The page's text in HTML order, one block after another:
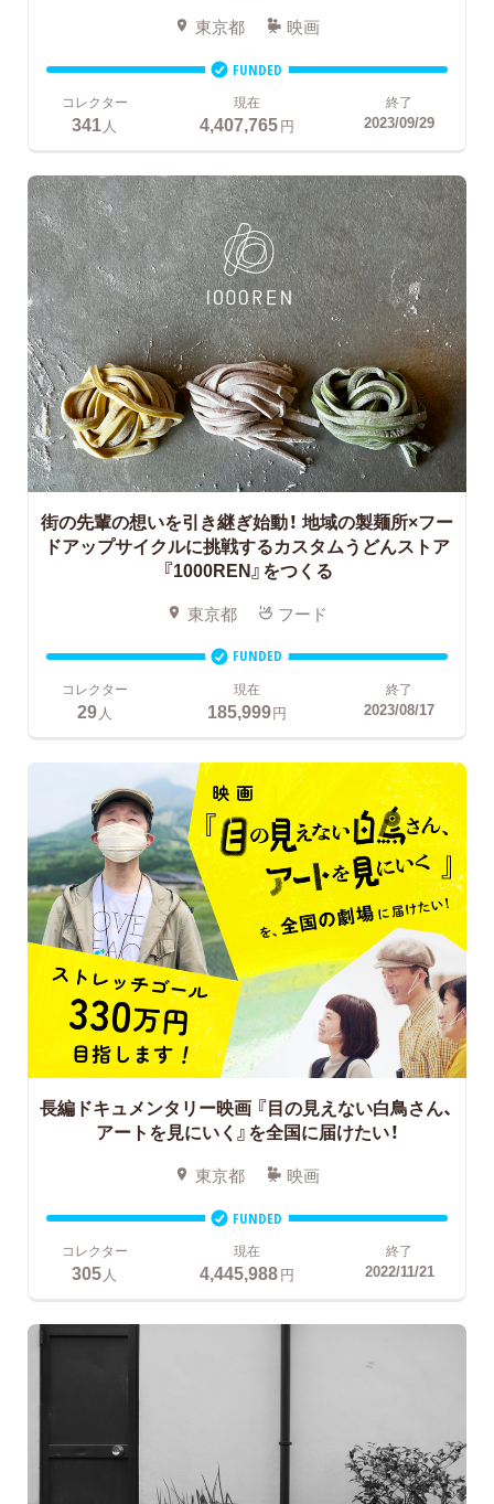
東京都 映画
FUNDED
コレクター
341人
現在
4,407,765円
終了
2023/09/29
街の先輩の想いを引き継ぎ始動！ 地域の製麺所×フー
ドアップサイクルに挑戦するカスタムうどんストア
『1000REN』をつくる
東京都 フード
FUNDED
コレクター
29 人
現在
185,999円
終了
2023/08/17
長編ドキュメンタリー映画 『目の見えない白鳥さん、
アートを見にいく』を全国に届けたい！
東京都 映画
FUNDED
コレクター
305人
現在
4,445,988円
終了
2022/11/21